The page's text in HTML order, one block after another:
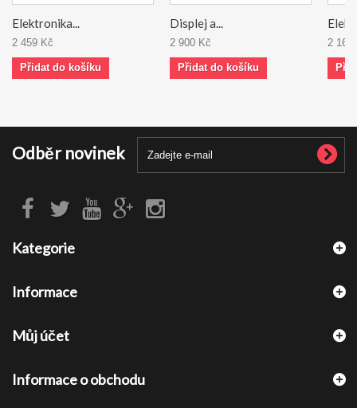
Elektronika...
2 459 Kč
Přidat do košíku
Displej a...
2 900 Kč
Přidat do košíku
2 167
Odběr novinek
Kategorie
Informace
Můj účet
Informace o obchodu